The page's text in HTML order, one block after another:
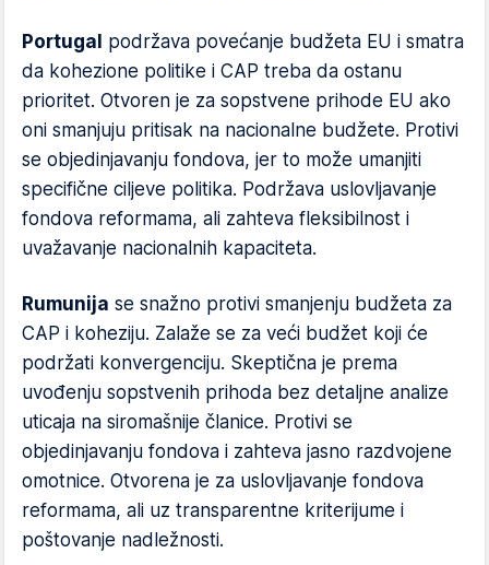
Portugal podržava povećanje budžeta EU i smatra
da kohezione politike i CAP treba da ostanu
prioritet. Otvoren je za sopstvene prihode EU ako
oni smanjuju pritisak na nacionalne budžete. Protivi
se objedinjavanju fondova, jer to može umanjiti
specifične ciljeve politika. Podržava uslovljavanje
fondova reformama, ali zahteva fleksibilnost i
uvažavanje nacionalnih kapaciteta.
Rumunija se snažno protivi smanjenju budžeta za
CAP i koheziju. Zalaže se za veći budžet koji će
podržati konvergenciju. Skeptična je prema
uvođenju sopstvenih prihoda bez detaljne analize
uticaja na siromašnije članice. Protivi se
objedinjavanju fondova i zahteva jasno razdvojene
omotnice. Otvorena je za uslovljavanje fondova
reformama, ali uz transparentne kriterijume i
poštovanje nadležnosti.